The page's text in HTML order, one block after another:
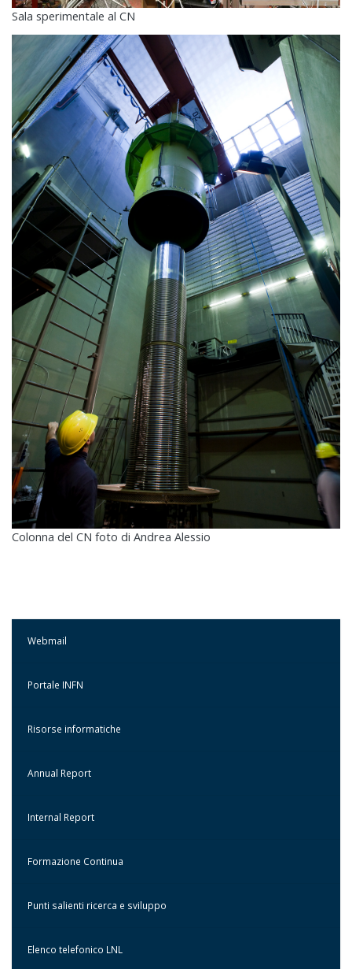
Sala sperimentale al CN
Colonna del CN foto di Andrea Alessio
Webmail
Portale INFN
Risorse informatiche
Annual Report
Internal Report
Formazione Continua
Punti salienti ricerca e sviluppo
Elenco telefonico LNL